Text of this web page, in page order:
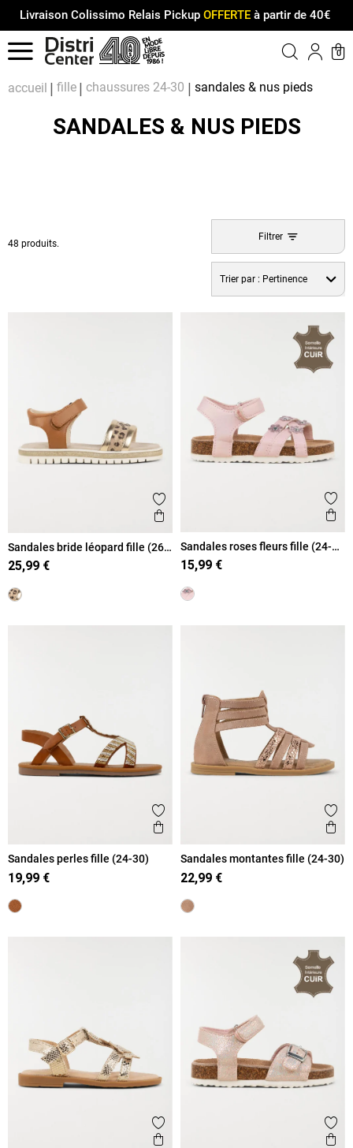
Livraison Colissimo Relais Pickup OFFERTEà partir de 40€
Menu
0
accueil fille chaussures 24-30 sandales & nus pieds
SANDALES & NUS PIEDS
48 produits.
Filtrer
Trier par : Pertinence
Ajouter aux favoris
Aperçu rapide
Sandales bride léopard fille (26-
30)
25,99 €
Sandales roses fleurs fille (24-
30)
15,99 €
Ajouter aux favoris
Aperçu rapide
Sandales perles fille (24-30)
19,99 €
Sandales montantes fille (24-30)
22,99 €
Ajouter aux favoris
Aperçu rapide